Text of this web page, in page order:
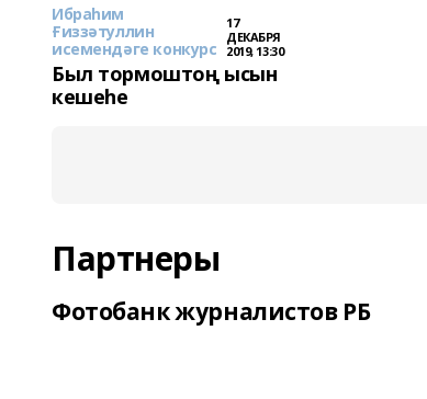
Ибраһим
Ғиззәтуллин
исемендәге конкурс
17
ДЕКАБРЯ
2019, 13:30
Был тормоштоң ысын
кешеһе
Партнеры
Фотобанк журналистов РБ